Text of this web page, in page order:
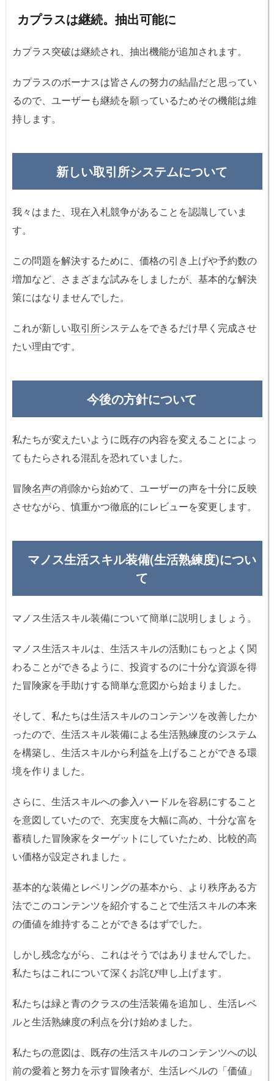
カプラスは継続。抽出可能に
カプラス突破は継続され、抽出機能が追加されます。
カプラスのボーナスは皆さんの努力の結晶だと思ってい
るので、ユーザーも継続を願っているためその機能は維
持します。
新しい取引所システムについて
我々はまた、現在入札競争があることを認識していま
す。
この問題を解決するために、価格の引き上げや予約数の
増加など、さまざまな試みをしましたが、基本的な解決
策にはなりませんでした。
これが新しい取引所システムをできるだけ早く完成させ
たい理由です。
今後の方針について
私たちが変えたいように既存の内容を変えることによっ
てもたらされる混乱を恐れていました。
冒険名声の削除から始めて、ユーザーの声を十分に反映
させながら、慎重かつ徹底的にレビューを変更します。
マノス生活スキル装備(生活熟練度)につい
て
マノス生活スキル装備について簡単に説明しましょう。
マノス生活スキルは、生活スキルの活動にもっとよく関
わることができるように、投資するのに十分な資源を得
た冒険家を手助けする簡単な意図から始まりました。
そして、私たちは生活スキルのコンテンツを改善したか
ったので、生活スキル装備による生活熟練度のシステム
を構築し、生活スキルから利益を上げることができる環
境を作りました。
さらに、生活スキルへの参入ハードルを容易にすること
を意図していたので、充実度を大幅に高め、十分な富を
蓄積した冒険家をターゲットにしていたため、比較的高
い価格が設定されました 。
基本的な装備とレベリングの基本から、より秩序ある方
法でこのコンテンツを紹介することで生活スキルの本来
の価値を維持することができるはずでした。
しかし残念ながら、これはそうではありませんでした。
私たちはこれについて深くお詫び申し上げます。
私たちは緑と青のクラスの生活装備を追加し、生活レベ
ルと生活熟練度の利点を分け始めました。
私たちの意図は、既存の生活スキルのコンテンツへの以
前の愛着と努力を示す冒険者が、生活レベルの「価値」